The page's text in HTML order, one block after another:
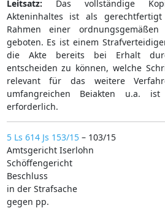
Leitsatz: Das vollständige
Akteninhaltes ist als
Rahmen einer
geboten. Es ist einem
die Akte bereits bei Erhalt
entscheiden zu können, welche
relevant für das weitere
umfangreichen Beiakten u.a.
erforderlich.
5 Ls 614 Js 153/15– 103/15
Amtsgericht Iserlohn
Schöffengericht
Beschluss
in der Strafsache
gegen pp.